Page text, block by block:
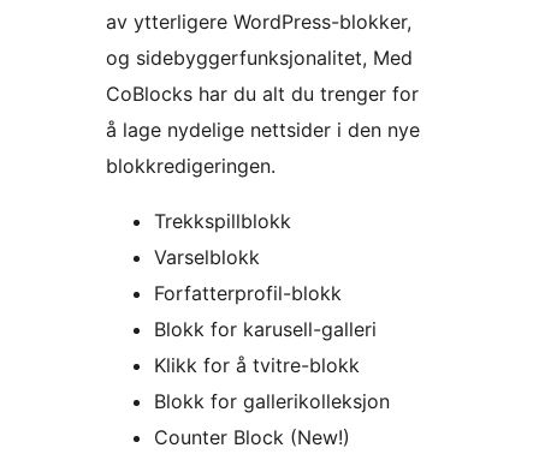
av ytterligere WordPress-blokker,
og sidebyggerfunksjonalitet, Med
CoBlocks har du alt du trenger for
å lage nydelige nettsider i den nye
blokkredigeringen.
Trekkspillblokk
Varselblokk
Forfatterprofil-blokk
Blokk for karusell-galleri
Klikk for å tvitre-blokk
Blokk for gallerikolleksjon
Counter Block (New!)